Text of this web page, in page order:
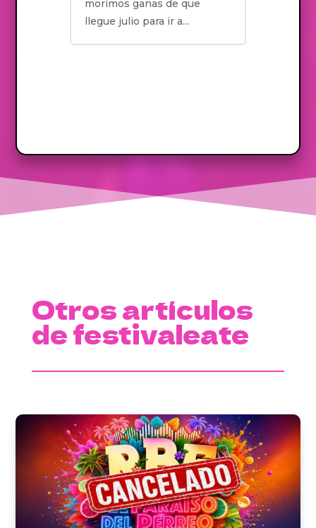
morimos ganas de que
llegue julio para ir a...
Otros artículos
de festivaleate